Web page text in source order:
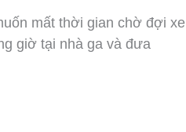
mất thời gian chờ đợi xe
giờ tại nhà ga và đưa